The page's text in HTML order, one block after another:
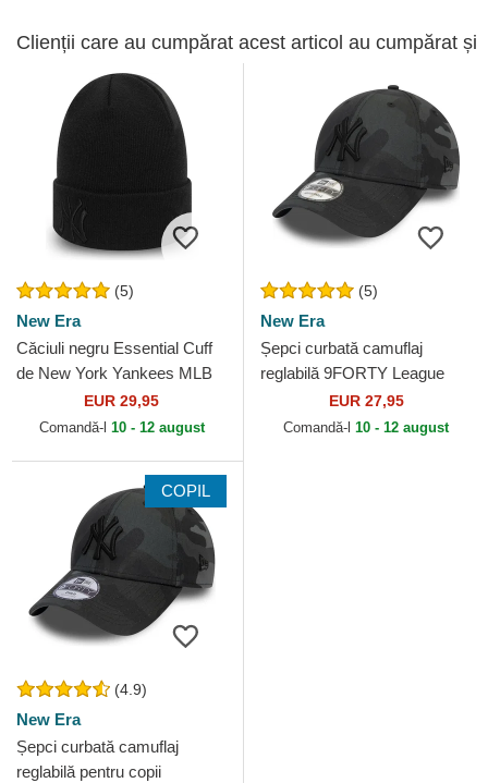
Clienții care au cumpărat acest articol au cumpărat și
(5)
New Era
Căciuli negru Essential Cuff
de New York Yankees MLB
de New EraEUR 29,95
Comandă-l 10 - 12 august
(5)
New Era
Șepci curbată camuflaj
reglabilă 9FORTY League
Essential de New York
Yankees MLB de New Era
EUR 27,95
Comandă-l 10 - 12 august
COPIL
(4.9)
New Era
Șepci curbată camuflaj
reglabilă pentru copii